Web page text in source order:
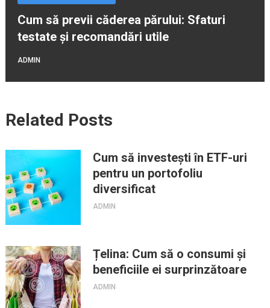
Cum să previi căderea părului: Sfaturi
testate și recomandări utile
ADMIN
Related Posts
Cum să investești în ETF-uri
pentru un portofoliu
diversificat
ADMIN
Țelina: Cum să o consumi și
beneficiile ei surprinzătoare
ADMIN